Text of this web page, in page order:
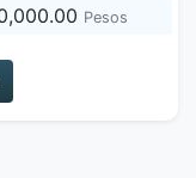
Pesos